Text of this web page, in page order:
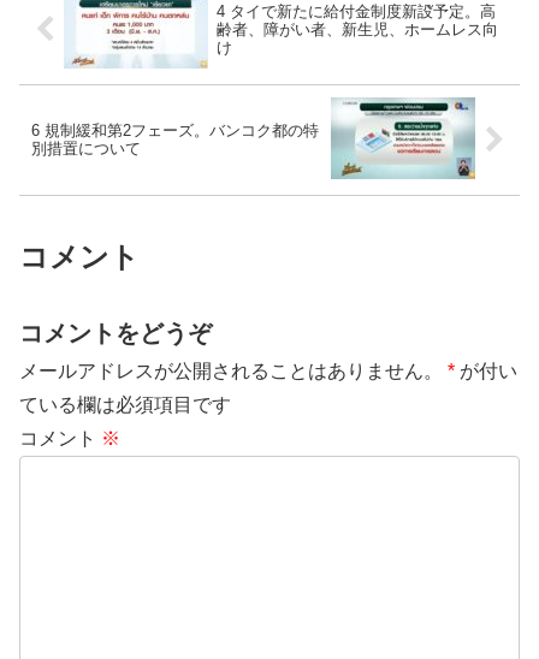
4 タイで新たに給付金制度新設ั予定。高
齢者、障がい者、新生児、ホームレス向
け
6 規制緩和第2フェーズ。バンコク都の特
別措置について
コメント
コメントをどうぞ
メールアドレスが公開されることはありません。 * が付い
ている欄は必須項目です
コメント ※